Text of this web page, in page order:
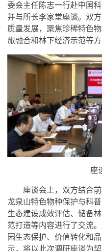
委会主任陈志一行赴中国
并与所长李家堂座谈。双
质量发展，聚焦珍稀特色
旅融合和林下经济示范等方
座
座谈会上，双方结合
龙泉山特色物种保护与科
生态建设成效评估、储备
范打造等内容进行了交流
园生态保护、价值转化和
示，将以此次调研座谈为